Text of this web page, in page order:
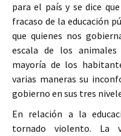
para el país y se dice
fracaso de la educación
que quienes nos
escala de los
mayoría de los
varias maneras su
gobierno en sus tres
En relación a la
tornado violento. La